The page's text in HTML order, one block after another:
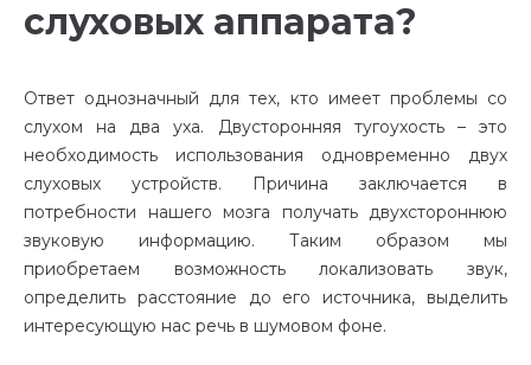
слуховых аппарата?
Ответ однозначный для тех, кто имеет проблемы со
слухом на два уха. Двусторонняя тугоухость – это
необходимость использования одновременно двух
слуховых устройств. Причина заключается в
потребности нашего мозга получать двухстороннюю
звуковую информацию. Таким образом мы
приобретаем возможность локализовать звук,
определить расстояние до его источника, выделить
интересующую нас речь в шумовом фоне.